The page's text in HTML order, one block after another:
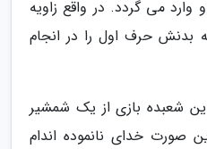
می گردد. در واقع زاویه
بدنش حرف اول را در انجام
شعبده بازی از یک شمشیر
صورت خدای نانموده اندام